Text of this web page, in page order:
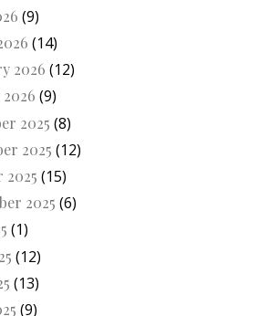
(9)
(14)
2026 (12)
(9)
2025 (8)
2025 (12)
2025 (15)
2025 (6)
(1)
(12)
(13)
(9)